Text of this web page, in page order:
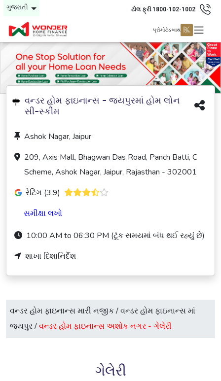
ગુજરાતી ટોલ ફ્રી 1800-102-1002
પ્રોમોટેડ બાય
વન્ડર હોમ ફાઇનાન્સ - જયપુરમાં હોમ લોન
સી-સ્કીમ
Ashok Nagar, Jaipur
209, Axis Mall, Bhagwan Das Road, Panch Batti, C
Scheme, Ashok Nagar, Jaipur, Rajasthan - 302001
રેટિંગ (3.9)
સમીક્ષા લખો
10:00 AM to 06:30 PM (ટૂંક સમયમાં બંધ થઈ રહ્યું છે)
શાખા દિશાનિર્દેશ
વન્ડર હોમ ફાઇનાન્સ મારી નજીક/વન્ડર હોમ ફાઇનાન્સ માં
જયપુર/વન્ડર હોમ ફાઇનાન્સ અશોક નગર - ગેલેરી
ગેલેરી